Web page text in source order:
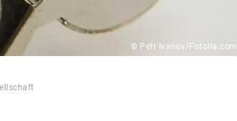
© Petr Ivanov/Fotolia.com